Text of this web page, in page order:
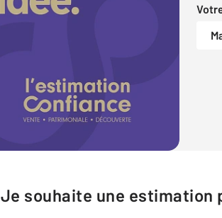
Je souhaite une estimation